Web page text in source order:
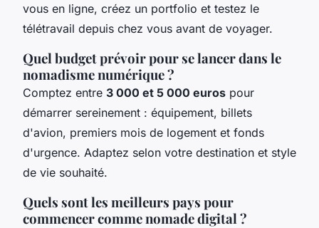
vous en ligne, créez un portfolio et testez le
télétravail depuis chez vous avant de voyager.
Quel budget prévoir pour se lancer dans le
nomadisme numérique ?
Comptez entre 3 000 et 5 000 euros pour
démarrer sereinement : équipement, billets
d'avion, premiers mois de logement et fonds
d'urgence. Adaptez selon votre destination et style
de vie souhaité.
Quels sont les meilleurs pays pour
commencer comme nomade digital ?